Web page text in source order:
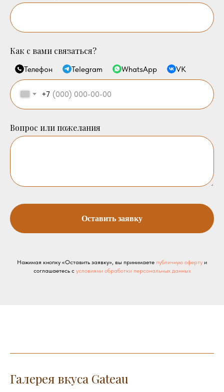
Как с вами связаться?
Телефон Telegram WhatsApp VK
+7
Вопрос или пожелания
Оставить заявку
Нажимая кнопку «Оставить заявку», вы принимаете публичную оферту и
соглашаетесь с условиями обработки персональных данных
Галерея вкуса Gateau